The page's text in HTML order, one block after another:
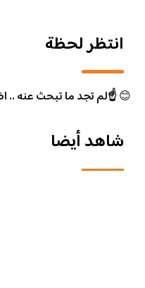
انتظر لحظة
😊☝️لم تجد ما تبحث عنه ..
شاهد أيضا